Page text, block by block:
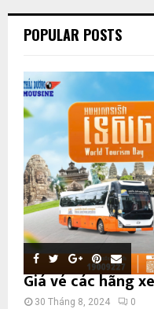
POPULAR POSTS
Giá vé các hãng
30 Tháng 8, 2024 0